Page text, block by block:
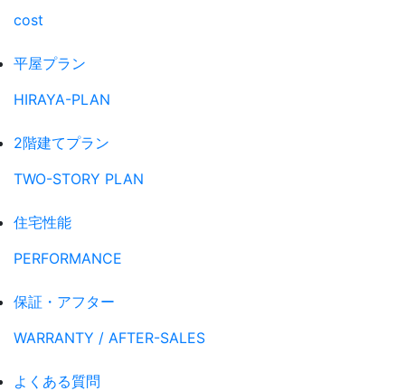
cost
平屋プラン
HIRAYA-PLAN
2階建てプラン
TWO-STORY PLAN
住宅性能
PERFORMANCE
保証・アフター
WARRANTY / AFTER-SALES
よくある質問